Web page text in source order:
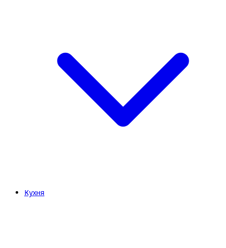
Кухня